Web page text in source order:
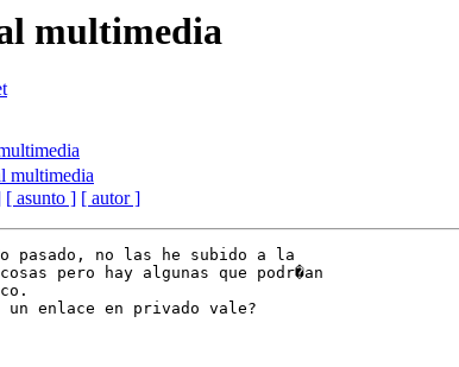
multimedia
multimedia
[ asunto ] [ autor ]
pasado, no las he subido a la
pero hay algunas que podr�an
enlace en privado vale?